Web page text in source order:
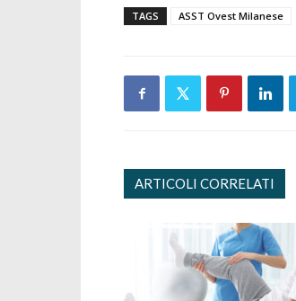
TAGS ASST Ovest Milanese
ARTICOLI CORRELATI